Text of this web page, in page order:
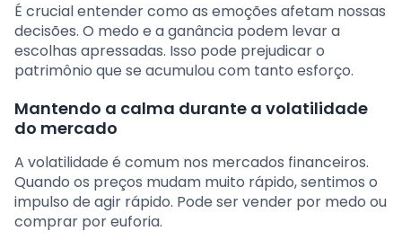
É crucial entender como as emoções afetam nossas
decisões. O medo e a ganância podem levar a
escolhas apressadas. Isso pode prejudicar o
patrimônio que se acumulou com tanto esforço.
Mantendo a calma durante a volatilidade
do mercado
A volatilidade é comum nos mercados financeiros.
Quando os preços mudam muito rápido, sentimos o
impulso de agir rápido. Pode ser vender por medo ou
comprar por euforia.